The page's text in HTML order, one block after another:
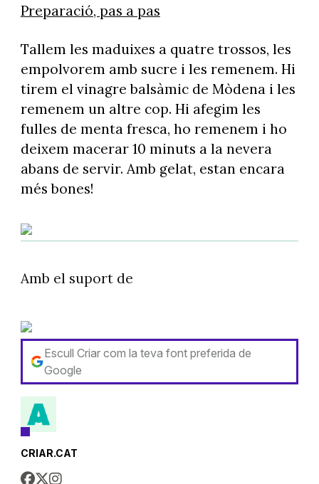
Preparació, pas a pas
Tallem les maduixes a quatre trossos, les
empolvorem amb sucre i les remenem. Hi
tirem el vinagre balsàmic de Mòdena i les
remenem un altre cop. Hi afegim les
fulles de menta fresca, ho remenem i ho
deixem macerar 10 minuts a la nevera
abans de servir. Amb gelat, estan encara
més bones!
Amb el suport de
Escull Criar com la teva font preferida de
Google
CRIAR.CAT